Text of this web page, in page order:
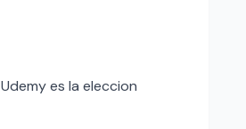
es la eleccion